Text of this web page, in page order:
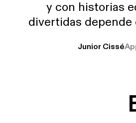
y con historias
divertidas depende
trabajo ya que
Junior Cissé